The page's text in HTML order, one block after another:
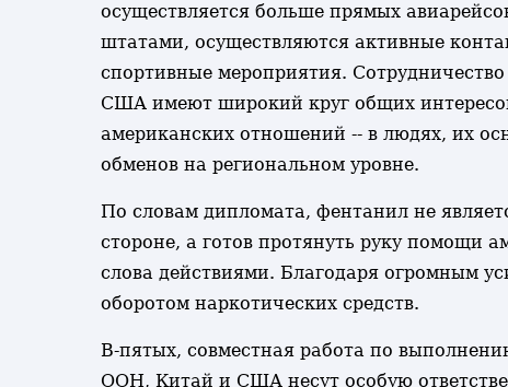
осуществляется больше прямых
штатами, осуществляются активные
спортивные мероприятия.
США имеют широкий круг общих
американских отношений -- в людях, их
обменов на региональном уровне.
По словам дипломата, фентанил не
стороне, а готов протянуть руку помощи
слова действиями. Благодаря огромным
оборотом наркотических средств.
В-пятых, совместная работа по
ООН, Китай и США несут особую